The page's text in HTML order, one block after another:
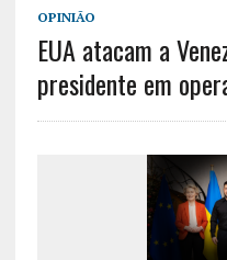
OPINIÃO
EUA atacam a
presidente em